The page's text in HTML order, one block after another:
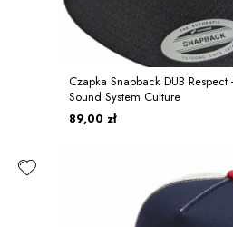
Czapka Snapback DUB
Sound System Culture
89,00 zł